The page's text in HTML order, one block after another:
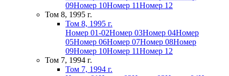
09Номер 10Номер 11Номер 12
Том 8, 1995 г.
Том 8, 1995 г.
Номер 01-02Номер 03Номер 04Номер
05Номер 06Номер 07Номер 08Номер
09Номер 10Номер 11Номер 12
Том 7, 1994 г.
Том 7, 1994 г.